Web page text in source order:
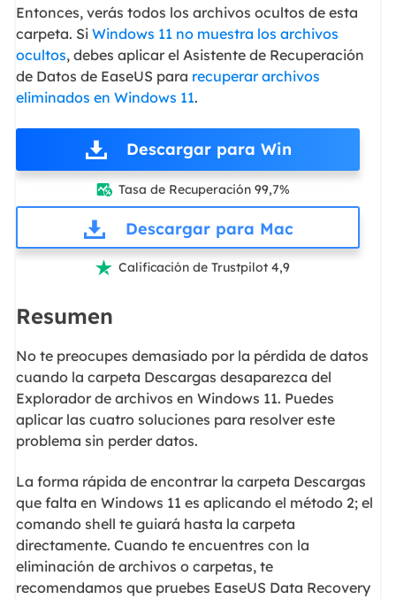
Entonces, verás todos los archivos ocultos de esta
carpeta. Si Windows 11 no muestra los archivos
ocultos, debes aplicar el Asistente de Recuperación
de Datos de EaseUS para recuperar archivos
eliminados en Windows 11.
Descargar para Win
 Tasa de Recuperación 99,7%
Descargar para Mac
 Calificación de Trustpilot 4,9
Resumen
No te preocupes demasiado por la pérdida de datos
cuando la carpeta Descargas desaparezca del
Explorador de archivos en Windows 11. Puedes
aplicar las cuatro soluciones para resolver este
problema sin perder datos.
La forma rápida de encontrar la carpeta Descargas
que falta en Windows 11 es aplicando el método 2; el
comando shell te guiará hasta la carpeta
directamente. Cuando te encuentres con la
eliminación de archivos o carpetas, te
recomendamos que pruebes EaseUS Data Recovery